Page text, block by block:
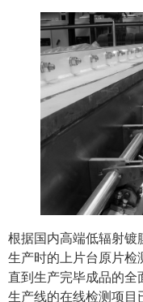
根据国内高端低辐射镀
生产时的上片台原片检
直到生产完毕成品的全
生产线的在线检测项目